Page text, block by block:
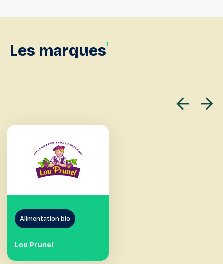
Les marques1
Alimentation bio
Lou Prunel